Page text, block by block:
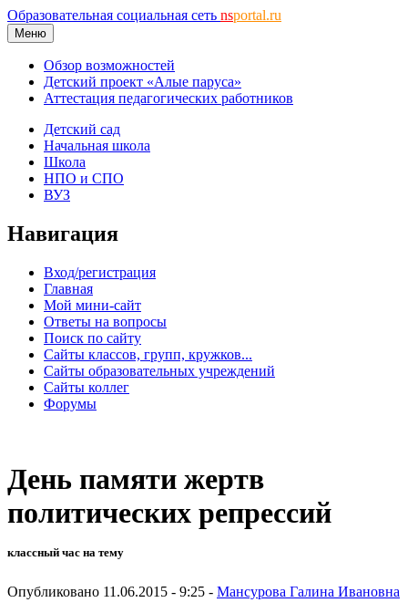
Образовательная социальная сеть nsportal.ru
Меню
Обзор возможностей
Детский проект «Алые паруса»
Аттестация педагогических работников
Детский сад
Начальная школа
Школа
НПО и СПО
ВУЗ
Навигация
Вход/регистрация
Главная
Мой мини-сайт
Ответы на вопросы
Поиск по сайту
Сайты классов, групп, кружков...
Сайты образовательных учреждений
Сайты коллег
Форумы
День памяти жертв
политических репрессий
классный час на тему
Опубликовано 11.06.2015 - 9:25 - Мансурова Галина Ивановна